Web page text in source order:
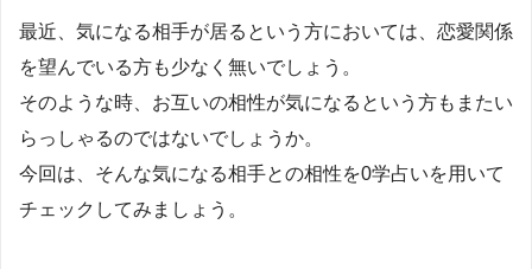
最近、気になる相手が居るという方においては、恋愛関係
を望んでいる方も少なく無いでしょう。
そのような時、お互いの相性が気になるという方もまたい
らっしゃるのではないでしょうか。
今回は、そんな気になる相手との相性を0学占いを用いて
チェックしてみましょう。